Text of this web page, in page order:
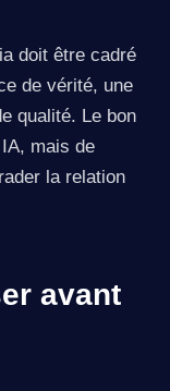
doit être cadré
de vérité, une
qualité. Le bon
mais de
la relation
avant